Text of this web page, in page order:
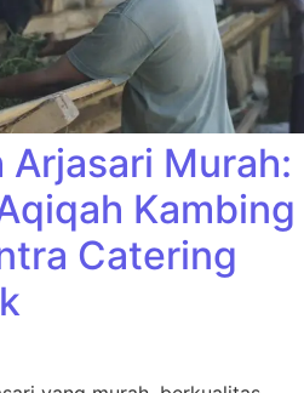
Arjasari Murah:
Kambing
Catering